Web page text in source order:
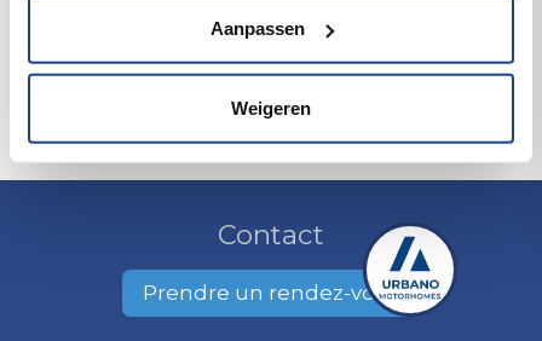
Aanpassen
Weigeren
Contact
Prendre un rendez-vous